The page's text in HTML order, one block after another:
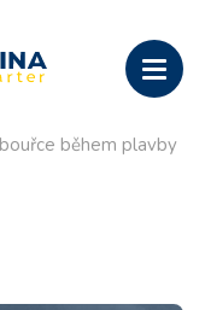
během plavby